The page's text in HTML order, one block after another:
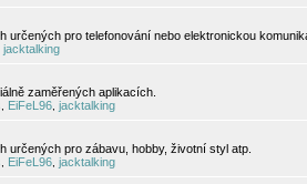
určených pro telefonování nebo elektronickou
jacktalking
zaměřených aplikacích.
EiFeL96 jacktalking
určených pro zábavu, hobby, životní styl atp.
EiFeL96 jacktalking